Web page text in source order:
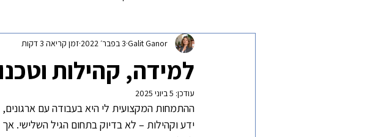
משאבי למידה
למידה, קהילות
Galit Ganor 3 בפבר׳ 2022 זמן קריאה 3 דקות
עודכן: 5 ביוני 2025
ההתמחות המקצועית לי היא בעבודה עם ארגונים,
ידע וקהילות – לא בדיוק בתחום הגיל השלישי. אך